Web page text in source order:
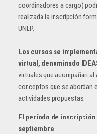
coordinadores a cargo)
realizada la inscripción
UNLP.
Los cursos se
virtual, denominado
virtuales que acompañan
conceptos que se abordan
actividades propuestas.
El período de inscripción
septiembre.